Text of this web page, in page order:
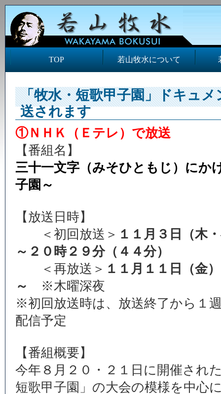
TOP 若山牧水について
「牧水・短歌甲子園」ドキュ
送されます
①ＮＨＫ（Ｅテレ）で放送
【番組名】
三十一文字（みそひともじ）にか
子園～
【放送日時】
＜初回放送＞ １１月３日（木
～２０時２９分（４４分）
＜再放送＞ １１月１１日
～
※木曜深夜
※初回放送時は、放送終了から１
配信予定
【番組概要】
今年８月２０・２１日に開催され
短歌甲子園」の大会の模様を中心